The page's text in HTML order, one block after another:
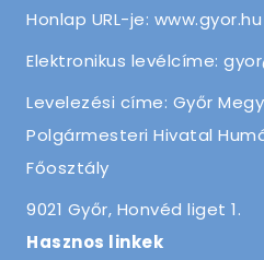
Honlap URL-je: www.gyor.hu
Elektronikus levélcíme:
Levelezési címe: Győr
Polgármesteri Hivatal
Főosztály
9021 Győr, Honvéd liget 1.
Hasznos linkek